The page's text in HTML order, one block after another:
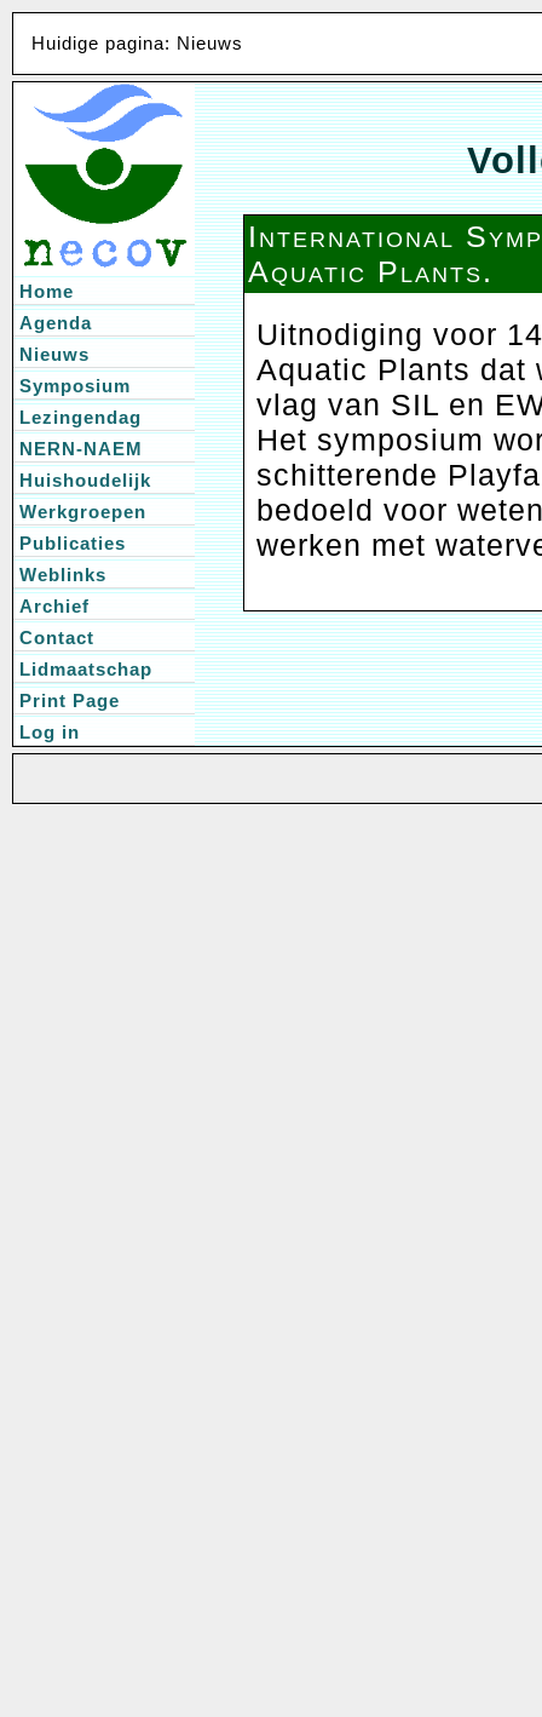
Huidige pagina: Nieuws
International
Aquatic Plants.
Uitnodiging voor
Aquatic Plants dat
vlag van SIL en
Het symposium
schitterende
bedoeld voor
werken met
Home
Agenda
Nieuws
Symposium
Lezingendag
NERN-NAEM
Huishoudelijk
Werkgroepen
Publicaties
Weblinks
Archief
Contact
Lidmaatschap
Print Page
Log in